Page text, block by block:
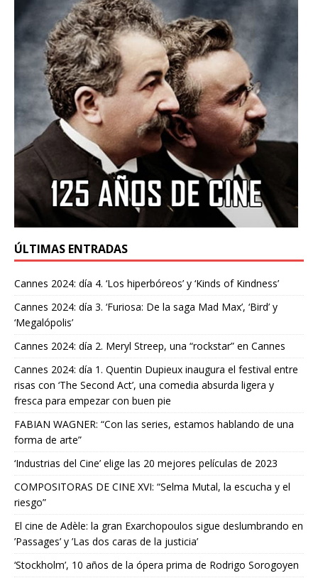
ÚLTIMAS ENTRADAS
Cannes 2024: día 4. ‘Los hiperbóreos’ y ‘Kinds of Kindness’
Cannes 2024: día 3. ‘Furiosa: De la saga Mad Max’, ‘Bird’ y
‘Megalópolis’
Cannes 2024: día 2. Meryl Streep, una “rockstar” en Cannes
Cannes 2024: día 1. Quentin Dupieux inaugura el festival entre
risas con ‘The Second Act’, una comedia absurda ligera y
fresca para empezar con buen pie
FABIAN WAGNER: “Con las series, estamos hablando de una
forma de arte”
‘Industrias del Cine’ elige las 20 mejores películas de 2023
COMPOSITORAS DE CINE XVI: “Selma Mutal, la escucha y el
riesgo”
El cine de Adèle: la gran Exarchopoulos sigue deslumbrando en
’Passages’ y ’Las dos caras de la justicia’
‘Stockholm’, 10 años de la ópera prima de Rodrigo Sorogoyen